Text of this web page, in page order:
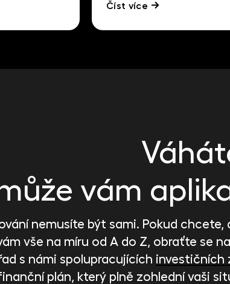
Číst více
vám
nemusíte být sami. Pokud
vše na míru od A do Z, obraťte se
s námi spolupracujících investičních
plán, který plně zohlední vaši